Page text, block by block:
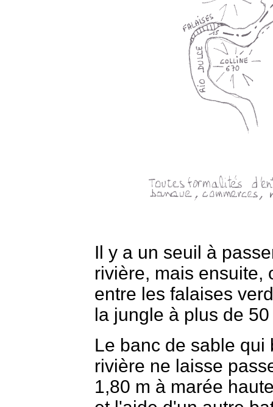
Il y a un seuil à
rivière, mais ensuite,
entre les falaises
la jungle à plus de
Le banc de sable
rivière ne laisse
1,80 m à marée